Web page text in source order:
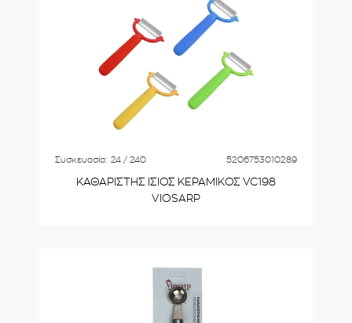
Συσκευασία: 24 / 240 5206753010289
ΚΑΘΑΡΙΣΤΗΣ ΙΣΙΟΣ ΚΕΡΑΜΙΚΟΣ VC198
VIOSARP